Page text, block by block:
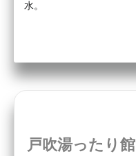
水。
戸吹湯ったり館